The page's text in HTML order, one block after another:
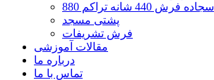
سجاده فرش 440 شانه تراکم 880
پشتی مسجد
فرش تشریفات
مقالات آموزشی
درباره ما
تماس با ما